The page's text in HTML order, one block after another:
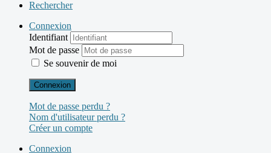
Rechercher
Connexion
Identifiant
Mot de passe
Se souvenir de moi
Connexion
Mot de passe perdu ?
Nom d'utilisateur perdu ?
Créer un compte
Connexion